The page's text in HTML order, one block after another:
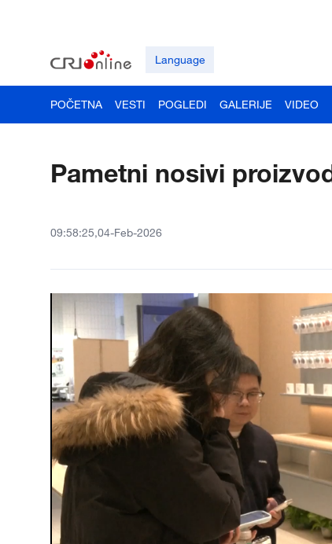
Language
POČETNA VESTI POGLEDI GALERIJE VIDEO
Pametni nosivi
09:58:25,04-Feb-2026